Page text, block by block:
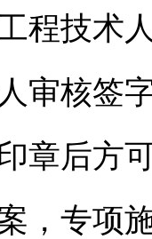
程技术
审核签
章后方
，专项